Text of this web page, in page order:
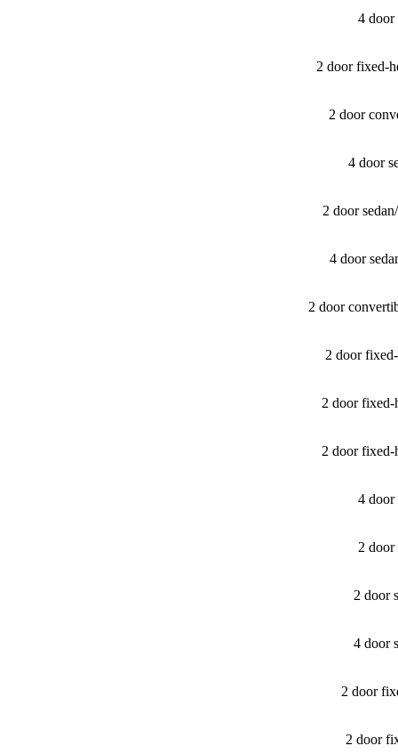
4 door
2 door fixed-
2 door
4 door
2 door
4 door
2 door
2 door
2 door fixed-
2 door fixed-
4 door
2
2 door
4 door
2 door
2 door